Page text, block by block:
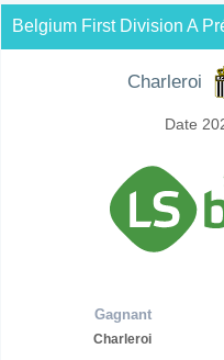
Belgium First Division A
Charleroi
Date
Gagnant
Charleroi